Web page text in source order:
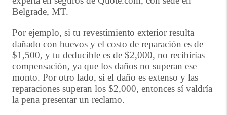
Belgrade, MT.
Por ejemplo, si tu revestimiento exterior resulta
dañado con huevos y el costo de reparación es de
$1,500, y tu deducible es de $2,000, no recibirías
compensación, ya que los daños no superan ese
monto. Por otro lado, si el daño es extenso y las
reparaciones superan los $2,000, entonces sí valdría
la pena presentar un reclamo.